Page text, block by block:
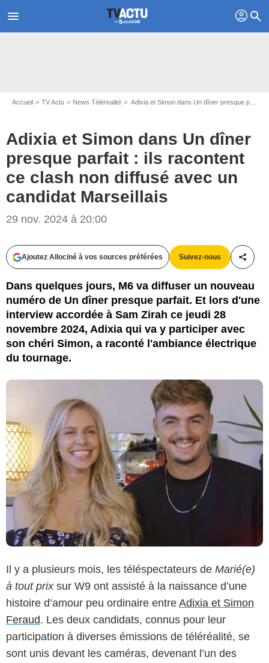
menu profil search
Accueil TV Actu News Télérealité Adixia et Simon dans Un dîner presque parfait : ils racontent ce clash non diffusé avec un candidat Marseillais
Adixia et Simon dans Un dîner
presque parfait : ils racontent
ce clash non diffusé avec un
candidat Marseillais
29 nov. 2024 à 20:00
Ajoutez Allociné à vos sources préférées Suivez-nous
Dans quelques jours, M6 va diffuser un nouveau
numéro de Un dîner presque parfait. Et lors d'une
interview accordée à Sam Zirah ce jeudi 28
novembre 2024, Adixia qui va y participer avec
son chéri Simon, a raconté l'ambiance électrique
du tournage.
Capture d'écran M6 - Mariée à tout prix
Il y a plusieurs mois, les téléspectateurs de Marié(e)
à tout prix sur W9 ont assisté à la naissance d’une
histoire d’amour peu ordinaire entre Adixia et Simon
Feraud. Les deux candidats, connus pour leur
participation à diverses émissions de téléréalité, se
sont unis devant les caméras, devenant l’un des